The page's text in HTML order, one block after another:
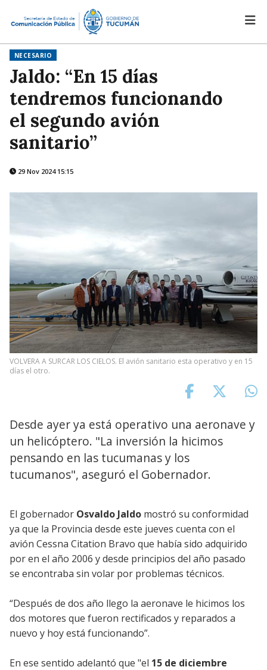
NECESARIO
Jaldo: “En 15 días
tendremos funcionando
el segundo avión
sanitario”
29 Nov 2024 15:15
VOLVERA A SURCAR LOS CIELOS. El avión sanitario esta operativo y en 15
días el otro.
Desde ayer ya está operativo una aeronave y
un helicóptero. "La inversión la hicimos
pensando en las tucumanas y los
tucumanos", aseguró el Gobernador.
El gobernador Osvaldo Jaldo mostró su conformidad
ya que la Provincia desde este jueves cuenta con el
avión Cessna Citation Bravo que había sido adquirido
por en el año 2006 y desde principios del año pasado
se encontraba sin volar por problemas técnicos.
“Después de dos año llego la aeronave le hicimos los
dos motores que fueron rectificados y reparados a
nuevo y hoy está funcionando”.
En ese sentido adelantó que "el 15 de diciembre